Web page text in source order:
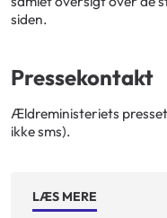
siden.
Pressekontakt
Ældreministeriets
ikke sms).
LÆS MERE